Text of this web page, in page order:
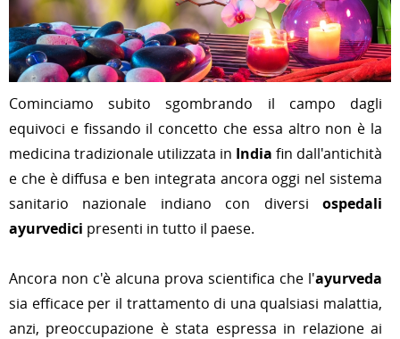
Cominciamo subito sgombrando il campo dagli
equivoci e fissando il concetto che essa altro non è la
medicina tradizionale utilizzata in India fin dall'antichità
e che è diffusa e ben integrata ancora oggi nel sistema
sanitario nazionale indiano con diversi ospedali
ayurvedici presenti in tutto il paese.
Ancora non c'è alcuna prova scientifica che l'ayurveda
sia efficace per il trattamento di una qualsiasi malattia,
anzi, preoccupazione è stata espressa in relazione ai